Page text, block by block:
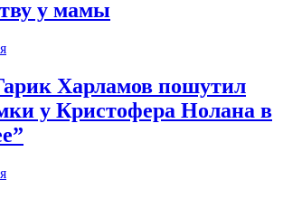
у мамы
Харламов пошутил
у Кристофера Нолана в